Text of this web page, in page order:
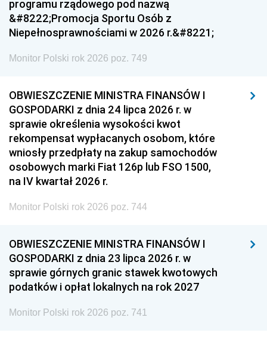
programu rządowego pod nazwą
&#8222;Promocja Sportu Osób z
Niepełnosprawnościami w 2026 r.&#8221;
Monitor Polski rok 2026 poz. 749
OBWIESZCZENIE MINISTRA FINANSÓW I
GOSPODARKI z dnia 24 lipca 2026 r. w
sprawie określenia wysokości kwot
rekompensat wypłacanych osobom, które
wniosły przedpłaty na zakup samochodów
osobowych marki Fiat 126p lub FSO 1500,
na IV kwartał 2026 r.
Monitor Polski rok 2026 poz. 744
OBWIESZCZENIE MINISTRA FINANSÓW I
GOSPODARKI z dnia 23 lipca 2026 r. w
sprawie górnych granic stawek kwotowych
podatków i opłat lokalnych na rok 2027
Monitor Polski rok 2026 poz. 741